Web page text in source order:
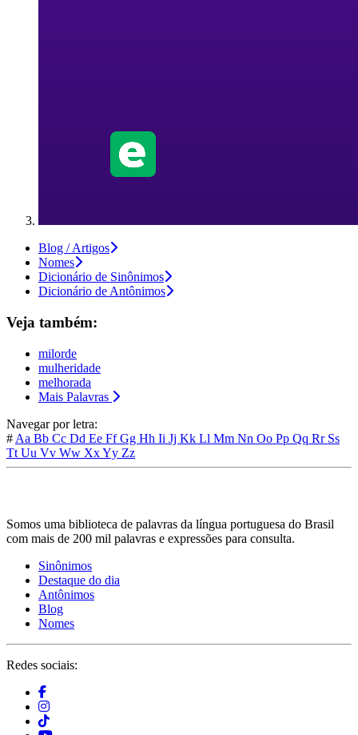
Blog / Artigos
Nomes
Dicionário de Sinônimos
Dicionário de Antônimos
Veja também:
milorde
mulheridade
melhorada
Mais Palavras
Navegar por letra:
# Aa Bb Cc Dd Ee FfGg Hh Ii Jj Kk Ll Mm Nn Oo Pp Qq Rr Ss
Tt Uu Vv Ww XxYy Zz
Somos uma biblioteca de palavras da língua portuguesa do Brasil
com mais de 200 mil palavras e expressões para consulta.
Sinônimos
Destaque do dia
Antônimos
Blog
Nomes
Redes sociais: